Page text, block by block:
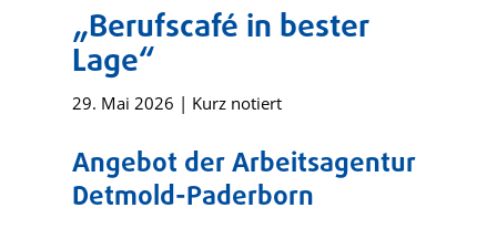
„Berufscafé in bester
Lage“
29. Mai 2026 | Kurz notiert
Angebot der Arbeitsagentur
Detmold-Paderborn